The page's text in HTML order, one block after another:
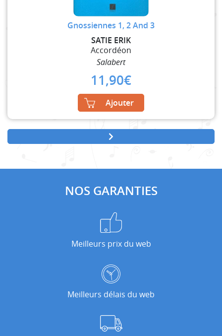
Gnossiennes 1, 2 And 3
SATIE ERIK
Accordéon
Salabert
11,90€
Ajouter
NOS GARANTIES
Meilleurs prix du web
Meilleurs délais du web